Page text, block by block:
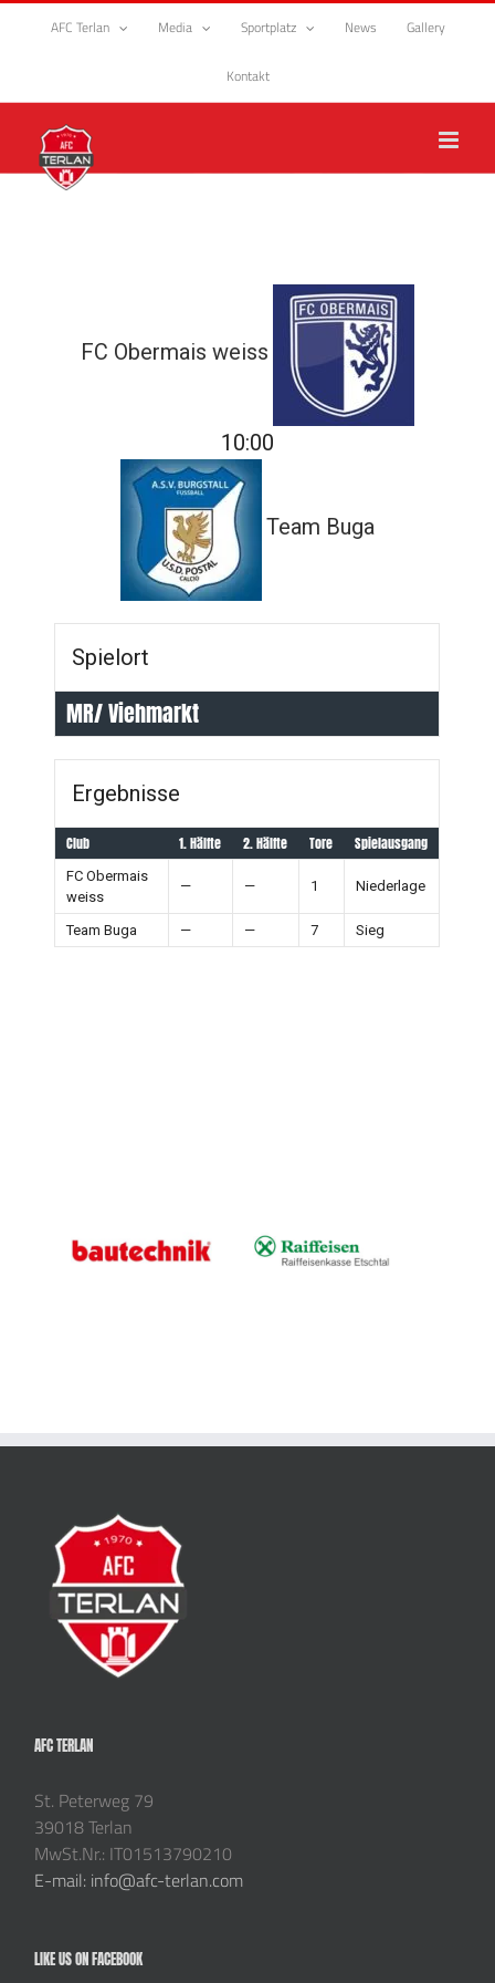
Zum
AFC Terlan Media Sportplatz News Gallery
Kontakt
FC Obermais weiss
10:00
Team Buga
Spielort
MR/ Viehmarkt
Ergebnisse
Club 1. Hälfte 2. Hälfte Tore Spielausgang
FC Obermais
weiss
— — 1 Niederlage
Team Buga — — 7 Sieg
AFC TERLAN
St. Peterweg 79
39018 Terlan
MwSt.Nr.: IT01513790210
E-mail: info@afc-terlan.com
LIKE US ON FACEBOOK